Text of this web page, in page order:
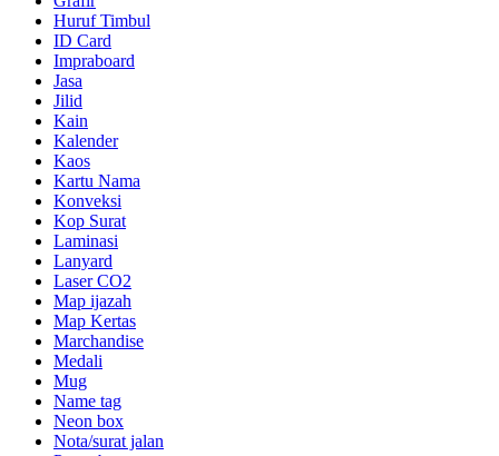
Huruf Timbul
ID Card
Impraboard
Jasa
Jilid
Kain
Kalender
Kaos
Kartu Nama
Konveksi
Kop Surat
Laminasi
Lanyard
Laser CO2
Map ijazah
Map Kertas
Marchandise
Medali
Mug
Name tag
Neon box
Nota/surat jalan